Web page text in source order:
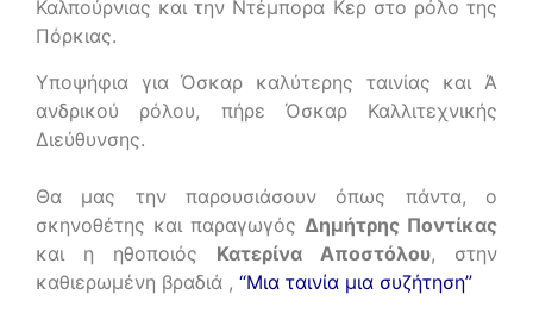
Καλπούρνιας και την Ντέμπορα Κερ στο ρόλο της
Πόρκιας.
Υποψήφια για Όσκαρ καλύτερης ταινίας και Ά
ανδρικού ρόλου, πήρε Όσκαρ Καλλιτεχνικής
Διεύθυνσης.
Θα μας την παρουσιάσουν όπως πάντα, ο
σκηνοθέτης και παραγωγός Δημήτρης Ποντίκας
και η ηθοποιός Κατερίνα Αποστόλου, στην
καθιερωμένη βραδιά , “Μια ταινία μια συζήτηση”